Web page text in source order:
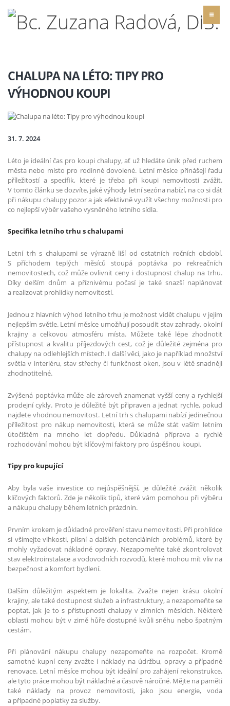
CHALUPA NA LÉTO: TIPY PRO
VÝHODNOU KOUPI
31. 7. 2024
Léto je ideální čas pro koupi chalupy, ať už hledáte únik před ruchem
města nebo místo pro rodinné dovolené. Letní měsíce přinášejí řadu
příležitostí a specifik, které je třeba při koupi nemovitosti zvážit.
V tomto článku se dozvíte, jaké výhody letní sezóna nabízí, na co si dát
při nákupu chalupy pozor a jak efektivně využít všechny možnosti pro
co nejlepší výběr vašeho vysněného letního sídla.
Specifika letního trhu s chalupami
Letní trh s chalupami se výrazně liší od ostatních ročních období.
S příchodem teplých měsíců stoupá poptávka po rekreačních
nemovitostech, což může ovlivnit ceny i dostupnost chalup na trhu.
Díky delším dnům a příznivému počasí je také snazší naplánovat
a realizovat prohlídky nemovitostí.
Jednou z hlavních výhod letního trhu je možnost vidět chalupu v jejím
nejlepším světle. Letní měsíce umožňují posoudit stav zahrady, okolní
krajiny a celkovou atmosféru místa. Můžete také lépe zhodnotit
přístupnost a kvalitu příjezdových cest, což je důležité zejména pro
chalupy na odlehlejších místech. I další věci, jako je například množství
světla v interiéru, stav střechy či funkčnost oken, jsou v létě snadněji
zhodnotitelné.
Zvýšená poptávka může ale zároveň znamenat vyšší ceny a rychlejší
prodejní cykly. Proto je důležité být připraven a jednat rychle, pokud
najdete vhodnou nemovitost. Letní trh s chalupami nabízí jedinečnou
příležitost pro nákup nemovitosti, která se může stát vaším letním
útočištěm na mnoho let dopředu. Důkladná příprava a rychlé
rozhodování mohou být klíčovými faktory pro úspěšnou koupi.
Tipy pro kupující
Aby byla vaše investice co nejúspěšnější, je důležité zvážit několik
klíčových faktorů. Zde je několik tipů, které vám pomohou při výběru
a nákupu chalupy během letních prázdnin.
Prvním krokem je důkladné prověření stavu nemovitosti. Při prohlídce
si všímejte vlhkosti, plísní a dalších potenciálních problémů, které by
mohly vyžadovat nákladné opravy. Nezapomeňte také zkontrolovat
stav elektroinstalace a vodovodních rozvodů, které mohou mít vliv na
bezpečnost a komfort bydlení.
Dalším důležitým aspektem je lokalita. Zvažte nejen krásu okolní
krajiny, ale také dostupnost služeb a infrastruktury, a nezapomeňte se
poptat, jak je to s přístupností chalupy v zimních měsících. Některé
oblasti mohou být v zimě hůře dostupné kvůli sněhu nebo špatným
cestám.
Při plánování nákupu chalupy nezapomeňte na rozpočet. Kromě
samotné kupní ceny zvažte i náklady na údržbu, opravy a případné
renovace. Letní měsíce mohou být ideální pro zahájení rekonstrukce,
ale tyto práce mohou být nákladné a časově náročné. Mějte na paměti
také náklady na provoz nemovitosti, jako jsou energie, voda
a případné poplatky za služby.